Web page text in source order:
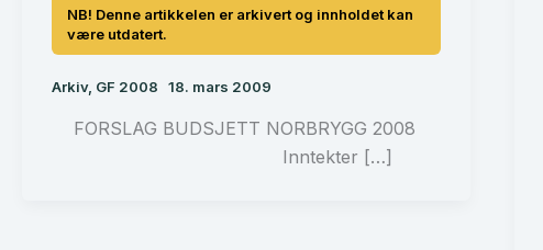
Arkiv, GF 2008 18. mars 2009
FORSLAG BUDSJETT NORBRYGG 2008
Inntekter […]